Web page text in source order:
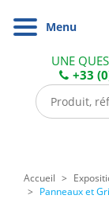
UNE
+33
Navigation
Menu
Accueil
Panneaux et